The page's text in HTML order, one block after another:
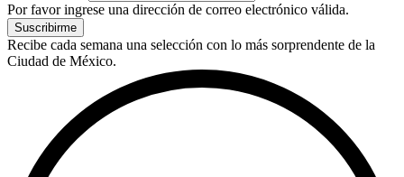
Por favor ingrese una dirección de correo electrónico válida.
Suscribirme
Recibe cada semana una selección con lo más sorprendente de la
Ciudad de México.